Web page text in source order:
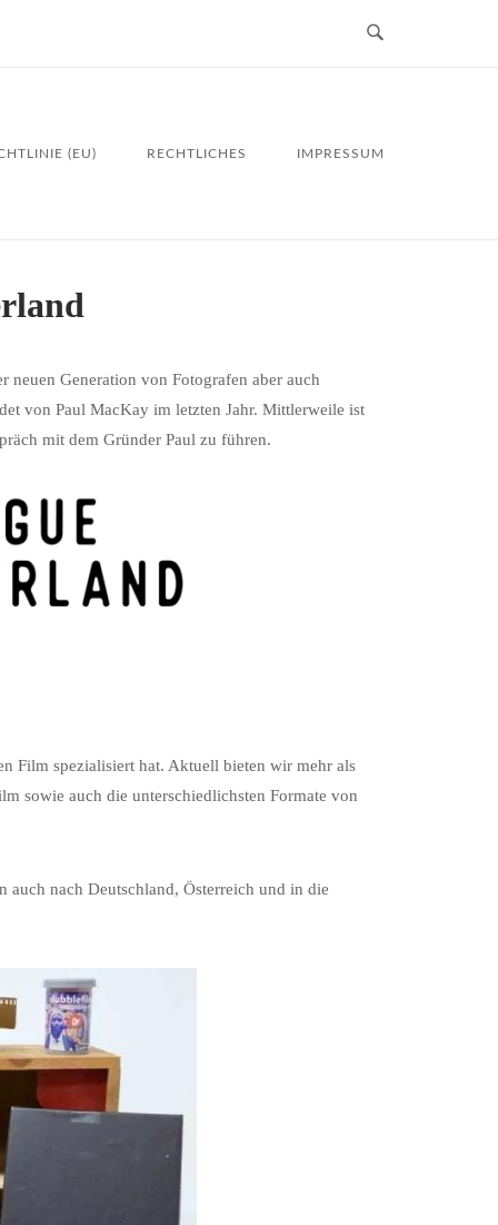
(EU) RECHTLICHES IMPRESSUM
neuen Generation von Fotografen aber auch
von Paul MacKay im letzten Jahr. Mittlerweile ist
mit dem Gründer Paul zu führen.
Film spezialisiert hat. Aktuell bieten wir mehr als
sowie auch die unterschiedlichsten Formate von
nach Deutschland, Österreich und in die